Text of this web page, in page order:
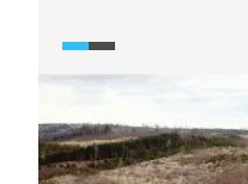
energie.